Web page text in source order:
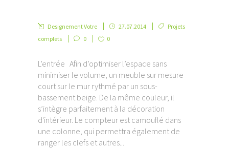
Designement Votre 27.07.2014
Projets
complets
0 0
L'entrée Afin d’optimiser l’espace sans
minimiser le volume, un meuble sur mesure
court sur le mur rythmé par un sous-
bassement beige. De la même couleur, il
s’intègre parfaitement à la décoration
d'intérieur. Le compteur est camouflé dans
une colonne, qui permettra également de
ranger les clefs et autres...